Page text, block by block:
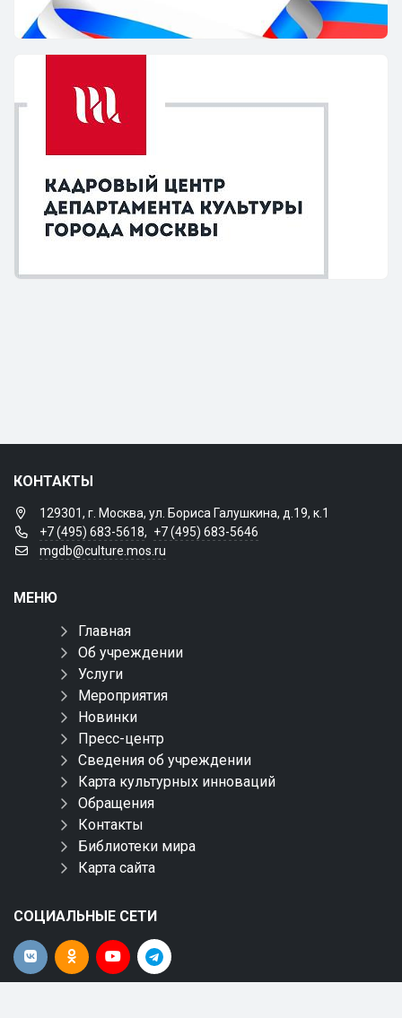
КОНТАКТЫ
129301, г. Москва, ул. Бориса Галушкина, д.19, к.1
+7 (495) 683-5618, +7 (495) 683-5646
mgdb@culture.mos.ru
МЕНЮ
Главная
Об учреждении
Услуги
Мероприятия
Новинки
Пресс-центр
Сведения об учреждении
Карта культурных инноваций
Обращения
Контакты
Библиотеки мира
Карта сайта
СОЦИАЛЬНЫЕ СЕТИ